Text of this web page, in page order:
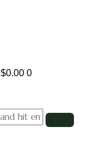
$0.00 0